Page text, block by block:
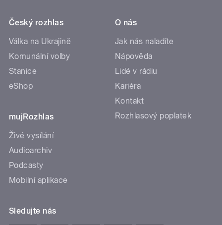
Český rozhlas
Válka na Ukrajině
Komunální volby
Stanice
eShop
mujRozhlas
Živé vysílání
Audioarchiv
Podcasty
Mobilní aplikace
O nás
Jak nás naladíte
Nápověda
Lidé v rádiu
Kariéra
Kontakt
Rozhlasový poplatek
Sledujte nás